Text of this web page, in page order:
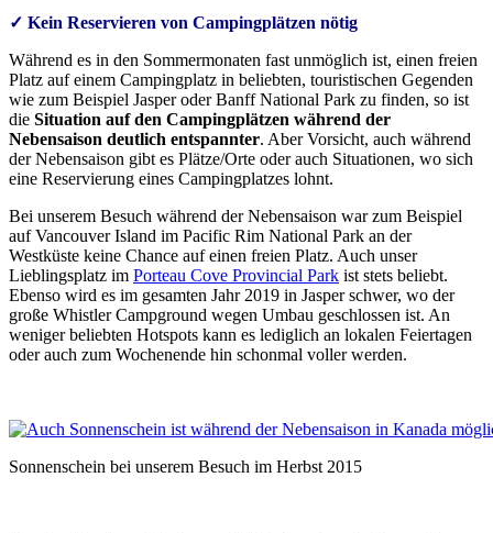
✓ Kein Reservieren von Campingplätzen nötig
Während es in den Sommermonaten fast unmöglich ist, einen freien
Platz auf einem Campingplatz in beliebten, touristischen Gegenden
wie zum Beispiel Jasper oder Banff National Park zu finden, so ist
die Situation auf den Campingplätzen während der
Nebensaison deutlich entspannter. Aber Vorsicht, auch während
der Nebensaison gibt es Plätze/Orte oder auch Situationen, wo sich
eine Reservierung eines Campingplatzes lohnt.
Bei unserem Besuch während der Nebensaison war zum Beispiel
auf Vancouver Island im Pacific Rim National Park an der
Westküste keine Chance auf einen freien Platz. Auch unser
Lieblingsplatz im Porteau Cove Provincial Park ist stets beliebt.
Ebenso wird es im gesamten Jahr 2019 in Jasper schwer, wo der
große Whistler Campground wegen Umbau geschlossen ist. An
weniger beliebten Hotspots kann es lediglich an lokalen Feiertagen
oder auch zum Wochenende hin schonmal voller werden.
Sonnenschein bei unserem Besuch im Herbst 2015